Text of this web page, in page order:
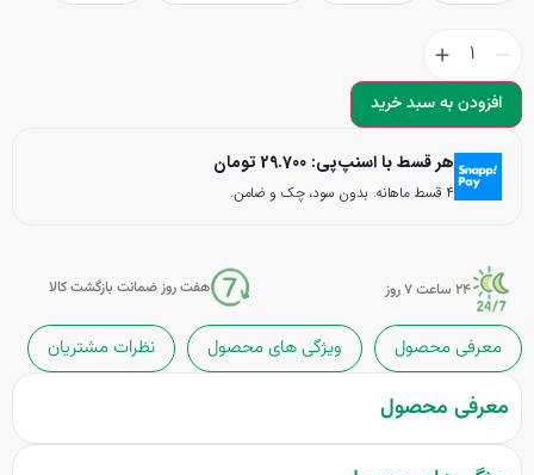
افزودن به سبد خرید
هر قسط با اسنپ‌پی: 29.700 تومان
۴ قسط ماهانه. بدون سود، چک و ضامن.
24 ساعت 7 روز هفت روز ضمانت بازگشت کالا
معرفی محصول ویژگی های محصول نظرات مشتریان
معرفی محصول